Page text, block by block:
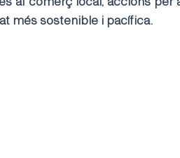
més sostenible i pacífica.